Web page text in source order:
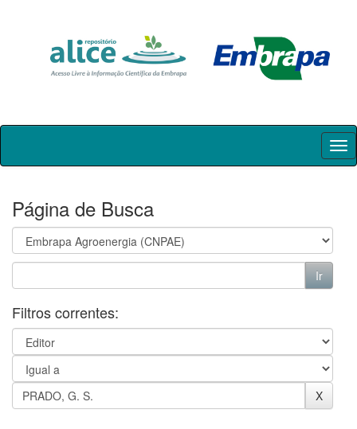
Skip
Página de Busca
Filtros correntes: